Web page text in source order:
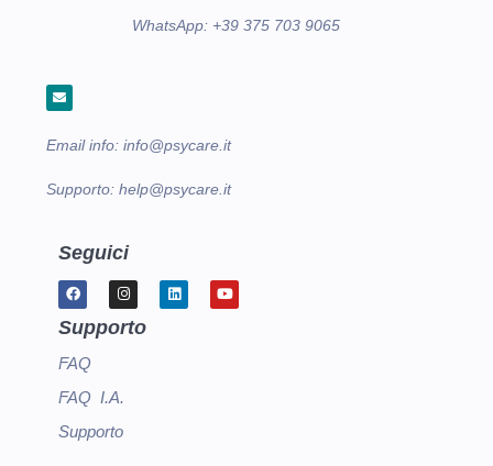
WhatsApp: +39 375 703 9065
Email info: info@psycare.it
Supporto: help@psycare.it
Seguici
Supporto
FAQ
FAQ I.A.
Supporto